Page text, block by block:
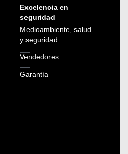
Excelencia en
seguridad
Medioambiente, salud
y seguridad
Vendedores
Garantía